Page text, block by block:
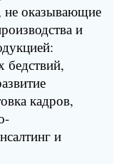
оказывающие
и
бедствий,
кадров,
и